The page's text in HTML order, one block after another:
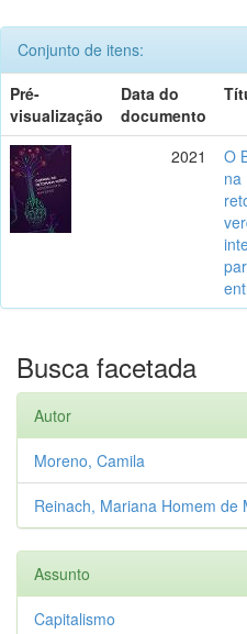
Conjunto de itens:
Pré-
visualização
Data do
documento
2021
O
na
Busca facetada
Autor
Moreno, Camila
Reinach, Mariana Homem de
Assunto
Capitalismo